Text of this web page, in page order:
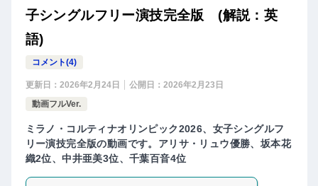
子シングルフリー演技完全版 (解説：英
語)
コメント(4)
更新日： 2026年2月24日 公開日： 2026年2月23日
動画フルVer.
ミラノ・コルティナオリンピック2026、女子シングルフ
リー演技完全版の動画です。アリサ・リュウ優勝、坂本花
織2位、中井亜美3位、千葉百音4位